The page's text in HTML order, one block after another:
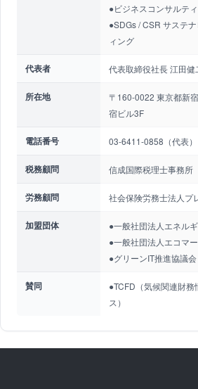
●ビジネスコンサルテ
●SDGs / CSR サステ
ィング
代表者 代表取締役社長 江田健
所在地
〒160-0022 東京都新
宿ビル3F
電話番号 03-6411-0858（代表）
税務顧問 信成国際税理士事務所
労務顧問 社会保険労務士法人プ
加盟団体
●一般社団法人エネル
●一般社団法人エコマ
●グリーンIT推進協議会
賛同
●TCFD（気候関連財
ス）